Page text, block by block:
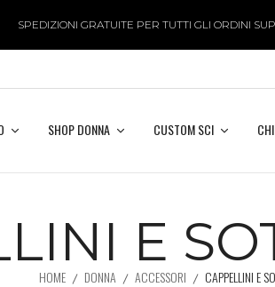
SPEDIZIONI GRATUITE PER TUTTI GLI ORDINI
SHOP DONNA CUSTOM SCI
E
HOME DONNA ACCESSORI CAPPELLINI E